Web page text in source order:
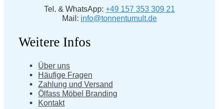
Tel. & WhatsApp: +49 157 353 309 21
Mail: info@tonnentumult.de
Weitere Infos
Über uns
Häufige Fragen
Zahlung und Versand
Ölfass Möbel Branding
Kontakt